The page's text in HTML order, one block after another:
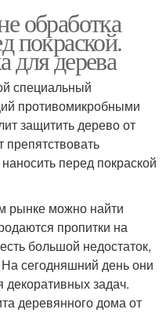
обработка
покраской.
для дерева
специальный
противомикробными
защитить дерево от
препятствовать
перед покраской
рынке можно найти
пропитки на
большой недостаток,
сегодняшний день они
задач.
деревянного дома от